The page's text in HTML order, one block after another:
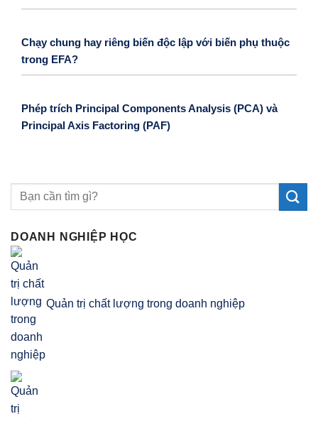
Chạy chung hay riêng biến độc lập với biến phụ thuộc
trong EFA?
Phép trích Principal Components Analysis (PCA) và
Principal Axis Factoring (PAF)
DOANH NGHIỆP HỌC
Quản trị chất lượng trong doanh nghiệp